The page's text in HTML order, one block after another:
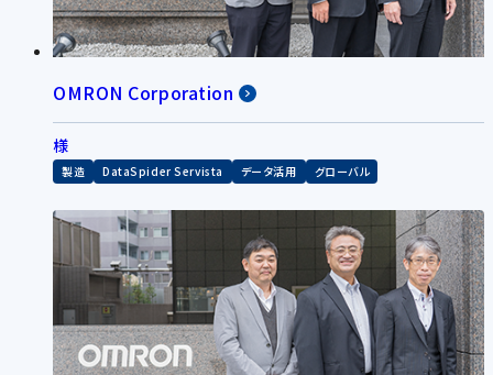
OMRON Corporation
様
製造 DataSpider Servista データ活用 グローバル